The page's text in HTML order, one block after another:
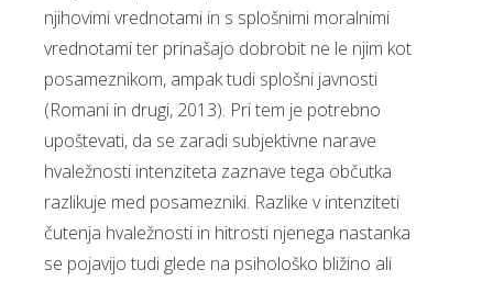
njihovimi vrednotami in s splošnimi moralnimi
vrednotami ter prinašajo dobrobit ne le njim kot
posameznikom, ampak tudi splošni javnosti
(Romani in drugi, 2013). Pri tem je potrebno
upoštevati, da se zaradi subjektivne narave
hvaležnosti intenziteta zaznave tega občutka
razlikuje med posamezniki. Razlike v intenziteti
čutenja hvaležnosti in hitrosti njenega nastanka
se pojavijo tudi glede na psihološko bližino ali